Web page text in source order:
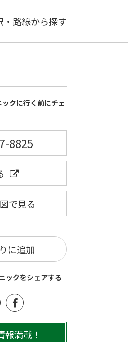
・路線から探す
クに行く前にチェ
8825
で見る
に追加
ックをシェアする
満載！